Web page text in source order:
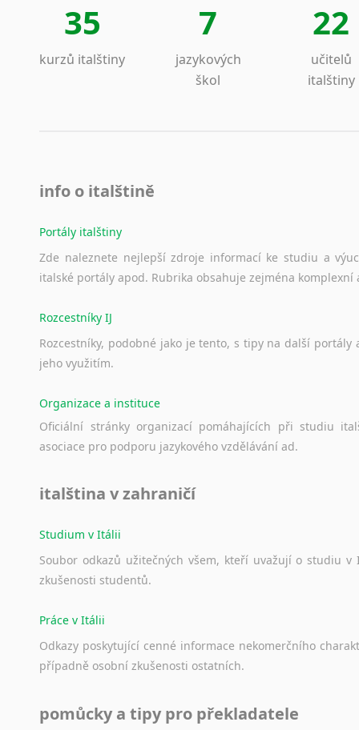
35
kurzů italštiny
7
jazykových
škol
22
učitelů
italštiny
info o italštině
Portály italštiny
Zde naleznete nejlepší zdroje informací ke studiu a
italské portály apod. Rubrika obsahuje zejména komplexní
Rozcestníky IJ
Rozcestníky, podobné jako je tento, s tipy na další portály
jeho využitím.
Organizace a instituce
Oficiální stránky organizací pomáhajících při studiu
asociace pro podporu jazykového vzdělávání ad.
italština v zahraničí
Studium v Itálii
Soubor odkazů užitečných všem, kteří uvažují o studiu v
zkušenosti studentů.
Práce v Itálii
Odkazy poskytující cenné informace nekomerčního
případně osobní zkušenosti ostatních.
pomůcky a tipy pro překladatele